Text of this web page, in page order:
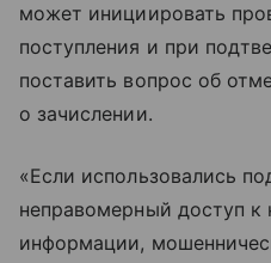
может инициировать
поступления и при
поставить вопрос об
о зачислении.
«Если использовались
неправомерный доступ к
информации,